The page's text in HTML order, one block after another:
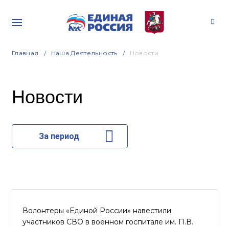
Главная Наша Деятельность Новости
Новости
За период
Волонтеры «Единой России» навестили
участников СВО в военном госпитале им. П.В.